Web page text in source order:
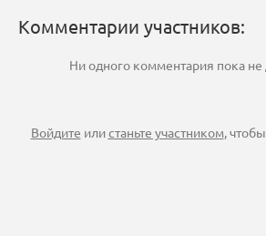
Комментарии участников:
Ни одного комментария пока
Войдите илистаньте участником,